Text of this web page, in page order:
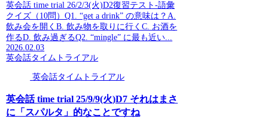
英会話 time trial 26/2/3(火)D2復習テスト-語彙
クイズ（10問）Q1. “get a drink” の意味は？A.
飲み会を開くB. 飲み物を取りに行くC. お酒を
作るD. 飲み過ぎるQ2. “mingle” に最も近い...
2026.02.03
英会話タイムトライアル
英会話タイムトライアル
英会話 time trial 25/9/9(火)D7 それはまさ
に「スパルタ」的なことですね